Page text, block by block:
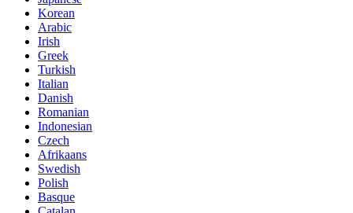
Korean
Arabic
Irish
Greek
Turkish
Italian
Danish
Romanian
Indonesian
Czech
Afrikaans
Swedish
Polish
Basque